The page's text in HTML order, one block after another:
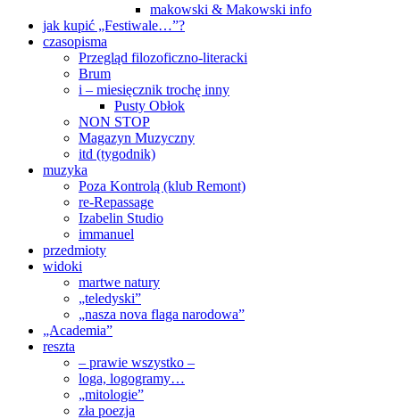
makowski & Makowski info
jak kupić „Festiwale…”?
czasopisma
Przegląd filozoficzno-literacki
Brum
i – miesięcznik trochę inny
Pusty Obłok
NON STOP
Magazyn Muzyczny
itd (tygodnik)
muzyka
Poza Kontrolą (klub Remont)
re-Repassage
Izabelin Studio
immanuel
przedmioty
widoki
martwe natury
„teledyski”
„nasza nova flaga narodowa”
„Academia”
reszta
– prawie wszystko –
loga, logogramy…
„mitologie”
zła poezja